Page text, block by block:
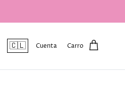
🇨🇱 Cuenta Carro